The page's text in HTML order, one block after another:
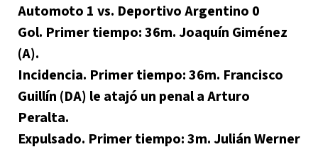
Automoto 1 vs. Deportivo Argentino 0
Gol. Primer tiempo: 36m. Joaquín Giménez
(A).
Incidencia. Primer tiempo: 36m. Francisco
Guillín (DA) le atajó un penal a Arturo
Peralta.
Expulsado. Primer tiempo: 3m. Julián Werner